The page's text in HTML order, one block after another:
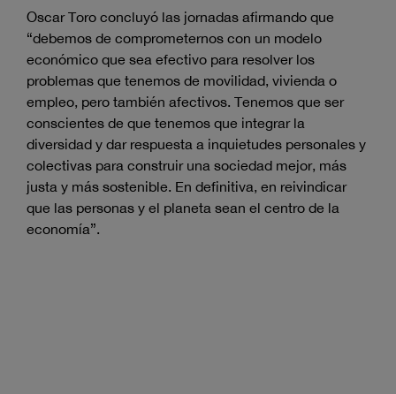
Oscar Toro concluyó las jornadas afirmando que
“debemos de comprometernos con un modelo
económico que sea efectivo para resolver los
problemas que tenemos de movilidad, vivienda o
empleo, pero también afectivos. Tenemos que ser
conscientes de que tenemos que integrar la
diversidad y dar respuesta a inquietudes personales y
colectivas para construir una sociedad mejor, más
justa y más sostenible. En definitiva, en reivindicar
que las personas y el planeta sean el centro de la
economía”.